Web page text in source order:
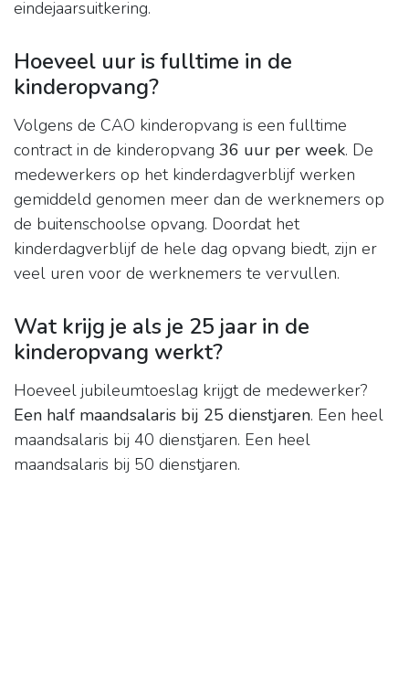
eindejaarsuitkering.
Hoeveel uur is fulltime in de
kinderopvang?
Volgens de CAO kinderopvang is een fulltime
contract in de kinderopvang 36 uur per week. De
medewerkers op het kinderdagverblijf werken
gemiddeld genomen meer dan de werknemers op
de buitenschoolse opvang. Doordat het
kinderdagverblijf de hele dag opvang biedt, zijn er
veel uren voor de werknemers te vervullen.
Wat krijg je als je 25 jaar in de
kinderopvang werkt?
Hoeveel jubileumtoeslag krijgt de medewerker?
Een half maandsalaris bij 25 dienstjaren. Een heel
maandsalaris bij 40 dienstjaren. Een heel
maandsalaris bij 50 dienstjaren.